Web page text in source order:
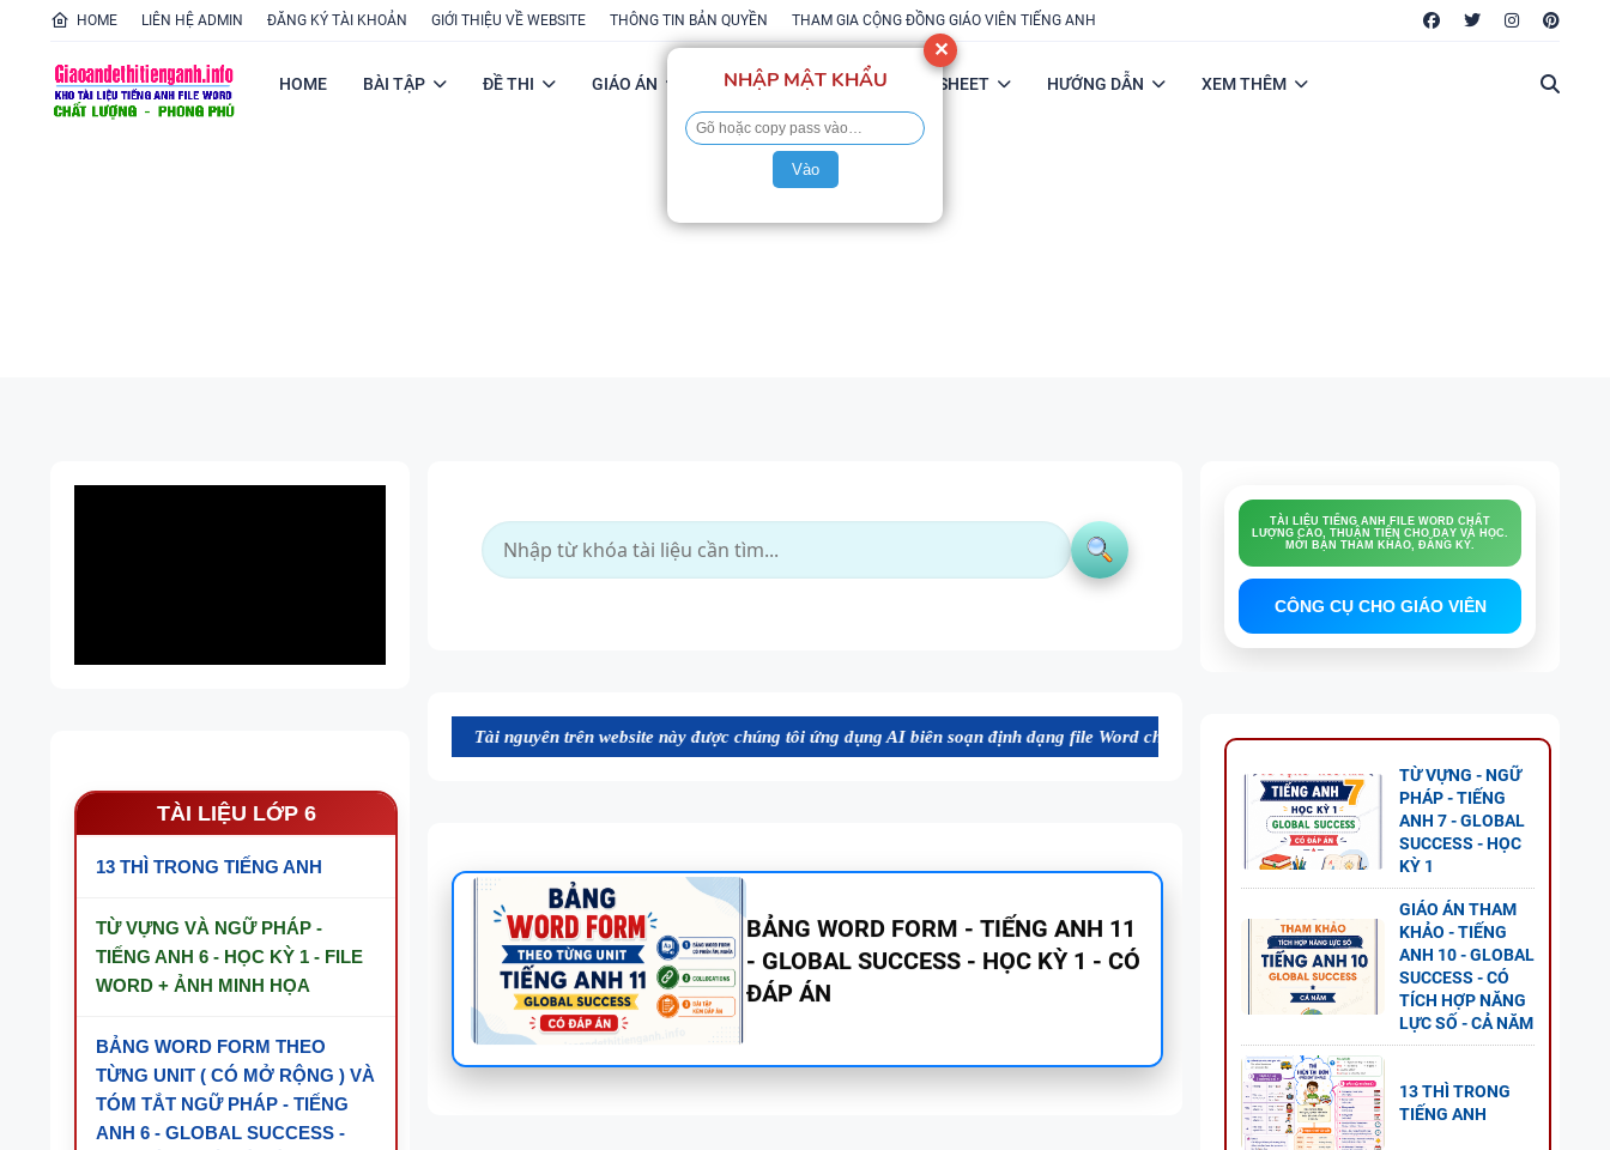
HOME LIÊN HỆ ADMIN ĐĂNG KÝ TÀI KHOẢN GIỚI THIỆU VỀ WEBSITE THÔNG TIN BẢN QUYỀN THAM GIA CỘNG ĐỒNG GIÁO VIÊN TIẾNG ANH
HOME BÀI TẬP ĐỀ THI GIÁO ÁN POWERPOINT FLASH-SHEET HƯỚNG DẪN XEM THÊM
TÀI LIỆU LỚP 6
13 THÌ TRONG TIẾNG ANH
TỪ VỰNG VÀ NGỮ PHÁP -
TIẾNG ANH 6 - HỌC KỲ 1 - FILE
WORD + ẢNH MINH HỌA
BẢNG WORD FORM THEO
TỪNG UNIT ( CÓ MỞ RỘNG ) VÀ
TÓM TẮT NGỮ PHÁP - TIẾNG
ANH 6 - GLOBAL SUCCESS -
Tài nguyên trên website này được chúng tôi ứng dụng AI biên soạn định dạng file Word chất lượng cao, thuận tiện cho dạy và học tiếng Anh. Mời bạn tham khảo,
BẢNG WORD FORM TIẾNG ANH 8 -
GLOBAL SUCCESS THEO TỪNG UNIT
TÀI LIỆU TIẾNG ANH FILE WORD CHẤT
LƯỢNG CAO, THUẬN TIỆN CHO DẠY VÀ HỌC.
MỜI BẠN THAM KHẢO, ĐĂNG KÝ.
CÔNG CỤ CHO GIÁO VIÊN
TỪ VỰNG - NGỮ
PHÁP - TIẾNG
ANH 7 - GLOBAL
SUCCESS - HỌC
KỲ 1
GIÁO ÁN THAM
KHẢO - TIẾNG
ANH 10 - GLOBAL
SUCCESS - CÓ
TÍCH HỢP NĂNG
LỰC SỐ - CẢ NĂM
13 THÌ TRONG
TIẾNG ANH
✕
NHẬP MẬT KHẨU
Vào